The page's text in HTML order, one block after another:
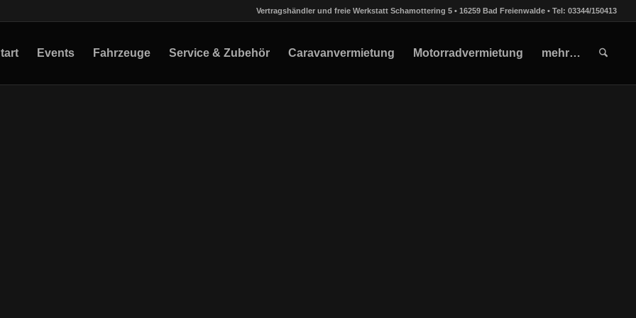
Vertragshändler und freie Werkstatt Schamottering 5 • 16259 Bad Freienwalde • Tel: 03344/150413
Events Fahrzeuge Service & Zubehör Caravanvermietung Motorradvermietung mehr…